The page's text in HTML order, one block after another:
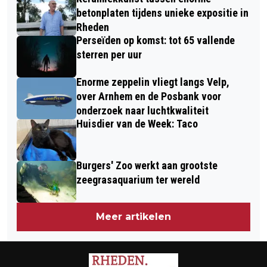
OPENLUCHTTHEATER DE PINKENBERG
betonplaten tijdens unieke expositie in
Rheden
Perseïden op komst: tot 65 vallende
sterren per uur
Enorme zeppelin vliegt langs Velp,
over Arnhem en de Posbank voor
onderzoek naar luchtkwaliteit
Huisdier van de Week: Taco
Burgers' Zoo werkt aan grootste
zeegrasaquarium ter wereld
Meer artikelen